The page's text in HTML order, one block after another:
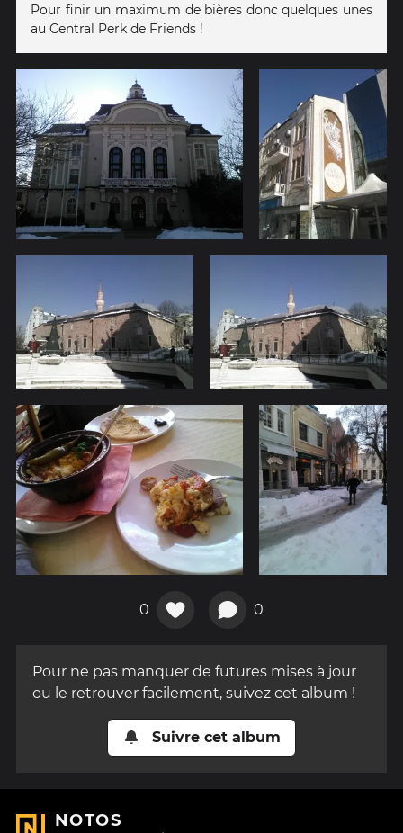
Pour finir un maximum de bières donc quelques unes
au Central Perk de Friends !
0 0
Pour ne pas manquer de futures mises à jour
ou le retrouver facilement, suivez cet album !
Suivre cet album
NOTOS